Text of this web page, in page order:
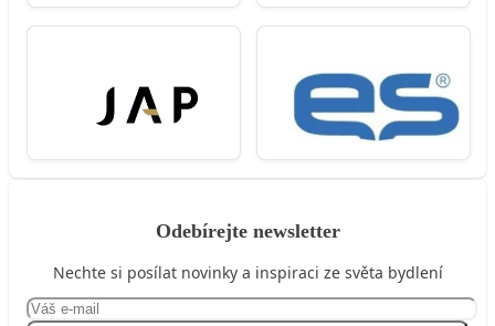
Odebírejte newsletter
Nechte si posílat novinky a inspiraci ze světa bydlení